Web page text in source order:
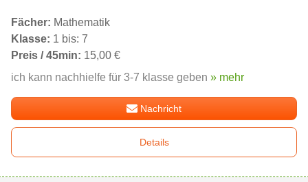
Fächer: Mathematik
Klasse: 1 bis: 7
Preis / 45min: 15,00 €
ich kann nachhielfe für 3-7 klasse geben » mehr
Nachricht
Details